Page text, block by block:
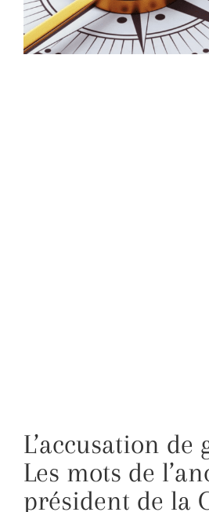
L’accusation de
Les mots de
président de la